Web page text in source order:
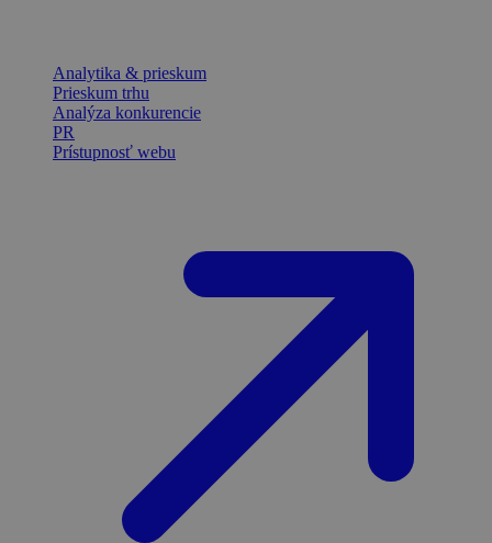
Analytika & prieskum
Prieskum trhu
Analýza konkurencie
PR
Prístupnosť webu